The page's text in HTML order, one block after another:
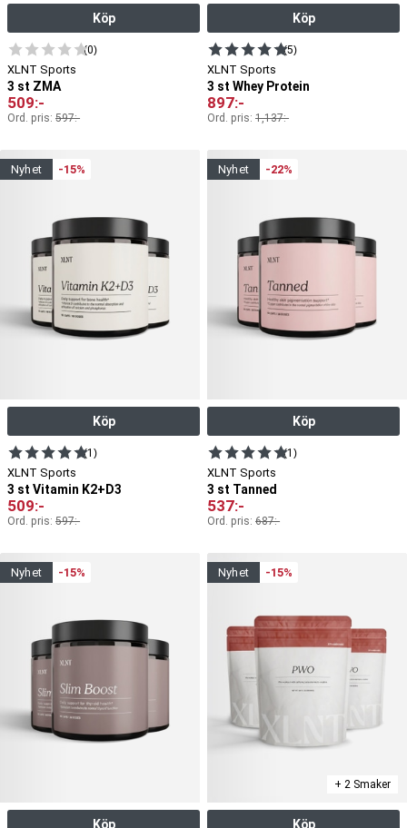
Köp
(0)
XLNT Sports
3 st ZMA
509:-
Ord. pris: 597:-
Köp
(5)
XLNT Sports
3 st Whey Protein
897:-
Ord. pris: 1,137:-
nyhet -15%
Köp
(1)
XLNT Sports
3 st Vitamin K2+D3
509:-
Ord. pris: 597:-
nyhet -22%
Köp
(1)
XLNT Sports
3 st Tanned
537:-
Ord. pris: 687:-
nyhet -15%
Köp
nyhet -15%
+ 2 Smaker
Köp